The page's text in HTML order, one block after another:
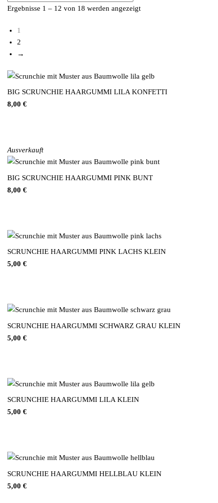
Ergebnisse 1 – 12 von 18 werden angezeigt
1
2
→
BIG SCRUNCHIE HAARGUMMI LILA KONFETTI
8,00 €
Ausverkauft
BIG SCRUNCHIE HAARGUMMI PINK BUNT
8,00 €
SCRUNCHIE HAARGUMMI PINK LACHS KLEIN
5,00 €
SCRUNCHIE HAARGUMMI SCHWARZ GRAU KLEIN
5,00 €
SCRUNCHIE HAARGUMMI LILA KLEIN
5,00 €
SCRUNCHIE HAARGUMMI HELLBLAU KLEIN
5,00 €